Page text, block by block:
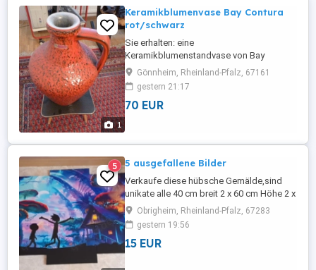
1
Keramikblumenvase Bay Contura
rot/schwarz
Sie erhalten: eine
Keramikblumenstandvase von Bay
Contura , ca. 1960/1970 -iger Jahre. Es
sind nur leichte Gebrauchsspuren
vorhanden. Die Höhe beträgt ca. 50 cm,
die Breite ca. 32 cm. Der Artikel kann am
Privatverkauf. Umtausch und Rücknahme
Gönnheim, Rheinland-Pfalz, 67161
gestern 21:17
70 EUR
5 5 ausgefallene Bilder
Verkaufe diese hübsche Gemälde,sind
unikate alle 40 cm breit 2 x 60 cm Höhe 2 x
80 cm Höhe 1 x 95 cm Höhe
Obrigheim, Rheinland-Pfalz, 67283
gestern 19:56
15 EUR